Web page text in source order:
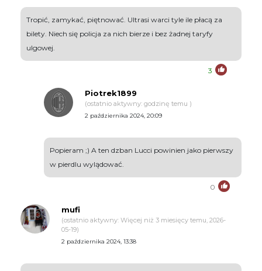
Tropić, zamykać, piętnować. Ultrasi warci tyle ile płacą za
bilety. Niech się policja za nich bierze i bez żadnej taryfy
ulgowej.
3
Piotrek1899
(ostatnio aktywny: godzinę temu )
2 października 2024, 20:09
Popieram ;) A ten dzban Lucci powinien jako pierwszy
w pierdlu wylądować.
0
mufi
(ostatnio aktywny: Więcej niż 3 miesięcy temu, 2026-
05-19)
2 października 2024, 13:38